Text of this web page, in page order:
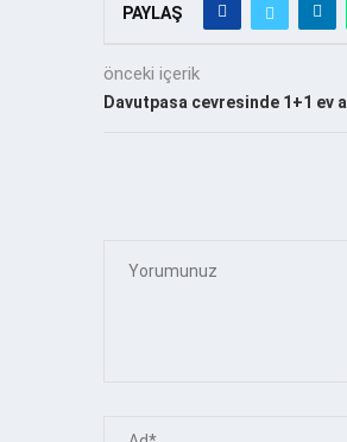
PAYLAŞ
önceki içerik
Davutpasa cevresinde 1+1 ev